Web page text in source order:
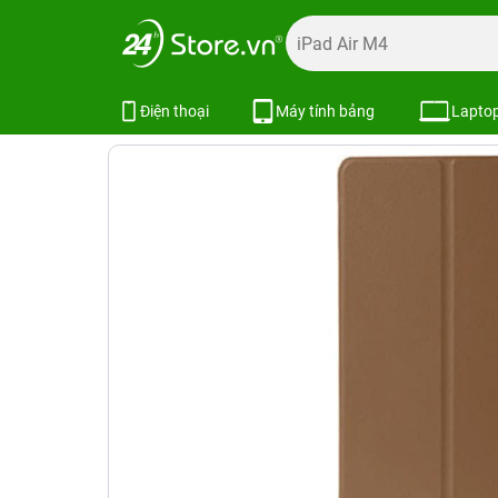
Điện thoại Máy tính bảng
Trang chủ Ốp lưng Bao da